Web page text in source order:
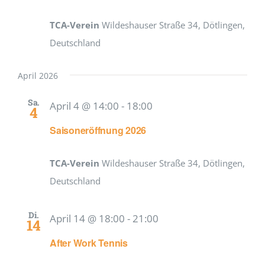
TCA-Verein Wildeshauser Straße 34, Dötlingen,
Deutschland
April 2026
Sa.
4
Saisoneröffnung 2026
April 4 @ 14:00 - 18:00
TCA-Verein Wildeshauser Straße 34, Dötlingen,
Deutschland
Di.
14
After Work Tennis
April 14 @ 18:00 - 21:00